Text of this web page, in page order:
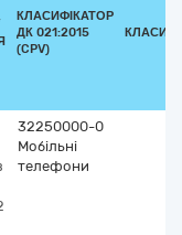
КЛАСИФІКАТОР
ДК 021:2015
(CPV)
32250000-0
Мобільні
телефони